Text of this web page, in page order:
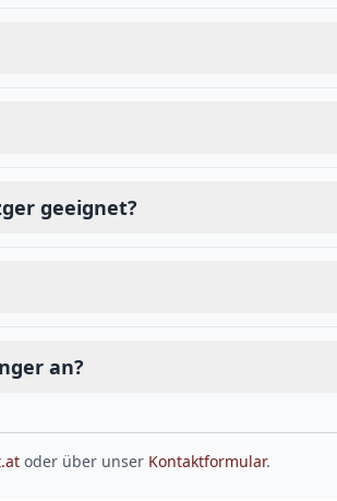
geeignet?
an?
oder über unser Kontaktformular.